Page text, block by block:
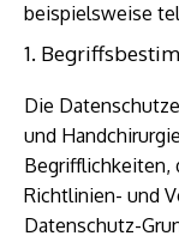
beispielsweise
1.
Die
und
Begrifflichkeiten,
Richtlinien- und
Datenschutz-